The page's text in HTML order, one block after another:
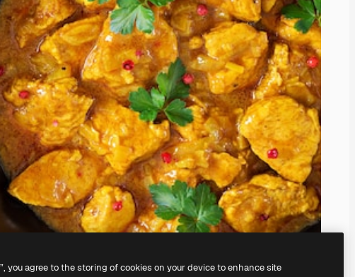
you agree to the storing of cookies on your device to enhance site